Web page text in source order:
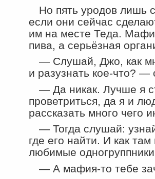
Но пять уродов лишь
если они сейчас
им на месте Теда.
пива, а серьёзная
— Слушай, Джо, как
и разузнать кое-что?
— Да никак. Лучше я
проветриться, да я и
рассказать много чего
— Тогда слушай:
где его найти. И как
любимые
— А мафия-то тебе